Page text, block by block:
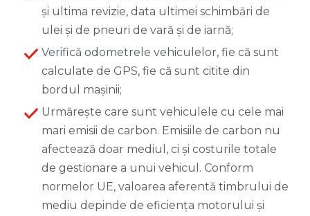
și ultima revizie, data ultimei schimbări de
ulei și de pneuri de vară și de iarnă;
Verifică odometrele vehiculelor, fie că sunt
calculate de GPS, fie că sunt citite din
bordul mașinii;
Urmărește care sunt vehiculele cu cele mai
mari emisii de carbon. Emisiile de carbon nu
afectează doar mediul, ci și costurile totale
de gestionare a unui vehicul. Conform
normelor UE, valoarea aferentă timbrului de
mediu depinde de eficiența motorului și